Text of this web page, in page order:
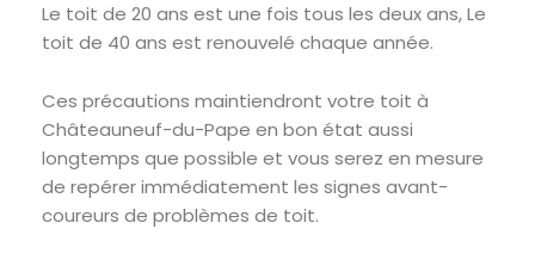
Le toit de 20 ans est une fois tous les deux ans, Le
toit de 40 ans est renouvelé chaque année.
Ces précautions maintiendront votre toit à
Châteauneuf-du-Pape en bon état aussi
longtemps que possible et vous serez en mesure
de repérer immédiatement les signes avant-
coureurs de problèmes de toit.